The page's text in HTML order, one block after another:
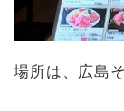
場所は、広島